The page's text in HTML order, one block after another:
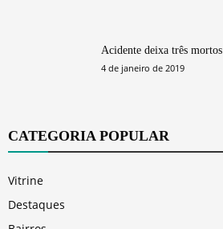
Acidente deixa três mortos
4 de janeiro de 2019
CATEGORIA POPULAR
Vitrine
Destaques